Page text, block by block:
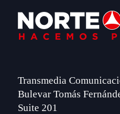
Footer
Transmedia
Bulevar Tomás
Suite 201